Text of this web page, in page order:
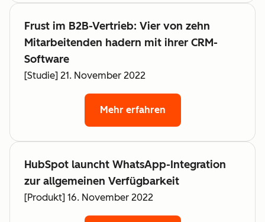
Frust im B2B-Vertrieb: Vier von zehn
Mitarbeitenden hadern mit ihrer CRM-
Software
[Studie] 21. November 2022
Mehr erfahren
HubSpot launcht WhatsApp-Integration
zur allgemeinen Verfügbarkeit
[Produkt] 16. November 2022